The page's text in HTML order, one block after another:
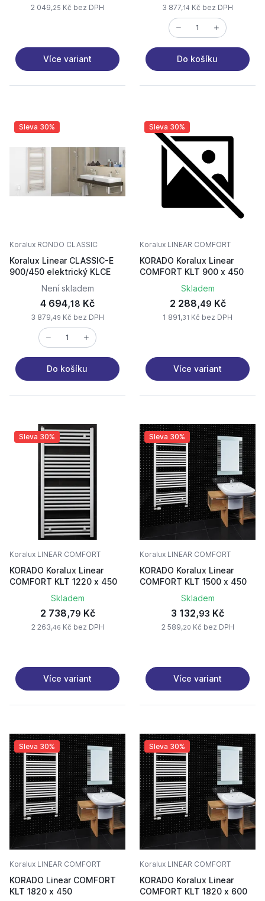
2 049,25 Kč bez DPH
Více variant
3 877,14 Kč bez DPH
Do košíku
Sleva 30%
Koralux RONDO CLASSIC
Koralux Linear CLASSIC-E
900/450 elektrický KLCE
Není skladem
4 694,18 Kč
3 879,49 Kč bez DPH
Do košíku
Sleva 30%
Koralux LINEAR COMFORT
KORADO Koralux Linear
COMFORT KLT 900 x 450
Skladem
2 288,49 Kč
1 891,31 Kč bez DPH
Více variant
Sleva 30%
Koralux LINEAR COMFORT
KORADO Koralux Linear
COMFORT KLT 1220 x 450
Skladem
2 738,79 Kč
2 263,46 Kč bez DPH
Více variant
Sleva 30%
Koralux LINEAR COMFORT
KORADO Koralux Linear
COMFORT KLT 1500 x 450
Skladem
3 132,93 Kč
2 589,20 Kč bez DPH
Více variant
Sleva 30%
Koralux LINEAR COMFORT
KORADO Linear COMFORT
KLT 1820 x 450
Sleva 30%
Koralux LINEAR COMFORT
KORADO Koralux Linear
COMFORT KLT 1820 x 600